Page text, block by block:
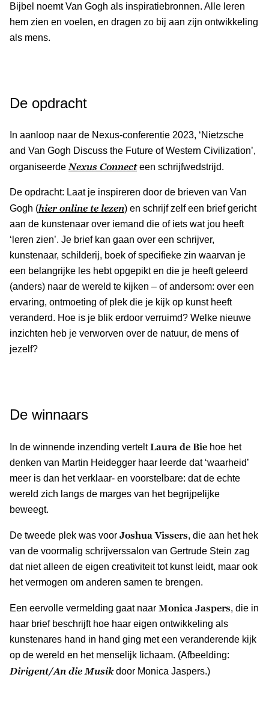
Bijbel noemt Van Gogh als inspiratiebronnen. Alle leren
hem zien en voelen, en dragen zo bij aan zijn ontwikkeling
als mens.
De opdracht
In aanloop naar de Nexus-conferentie 2023, ‘Nietzsche
and Van Gogh Discuss the Future of Western Civilization’,
organiseerde Nexus Connecteen schrijfwedstrijd.
De opdracht: Laat je inspireren door de brieven van Van
Gogh (hier online te lezen) en schrijf zelf een brief gericht
aan de kunstenaar over iemand die of iets wat jou heeft
‘leren zien’. Je brief kan gaan over een schrijver,
kunstenaar, schilderij, boek of specifieke zin waarvan je
een belangrijke les hebt opgepikt en die je heeft geleerd
(anders) naar de wereld te kijken – of andersom: over een
ervaring, ontmoeting of plek die je kijk op kunst heeft
veranderd. Hoe is je blik erdoor verruimd? Welke nieuwe
inzichten heb je verworven over de natuur, de mens of
jezelf?
De winnaars
In de winnende inzending verteltLaura de Bie hoe het
denken van Martin Heidegger haar leerde dat ‘waarheid’
meer is dan het verklaar- en voorstelbare: dat de echte
wereld zich langs de marges van het begrijpelijke
beweegt.
De tweede plek was voor Joshua Vissers, die aan het hek
van de voormalig schrijverssalon van Gertrude Stein zag
dat niet alleen de eigen creativiteit tot kunst leidt, maar ook
het vermogen om anderen samen te brengen.
Een eervolle vermelding gaat naar Monica Jaspers, die in
haar brief beschrijft hoe haar eigen ontwikkeling als
kunstenares hand in hand ging met een veranderende kijk
op de wereld en het menselijk lichaam. (Afbeelding:
Dirigent/An die Musikdoor Monica Jaspers.)